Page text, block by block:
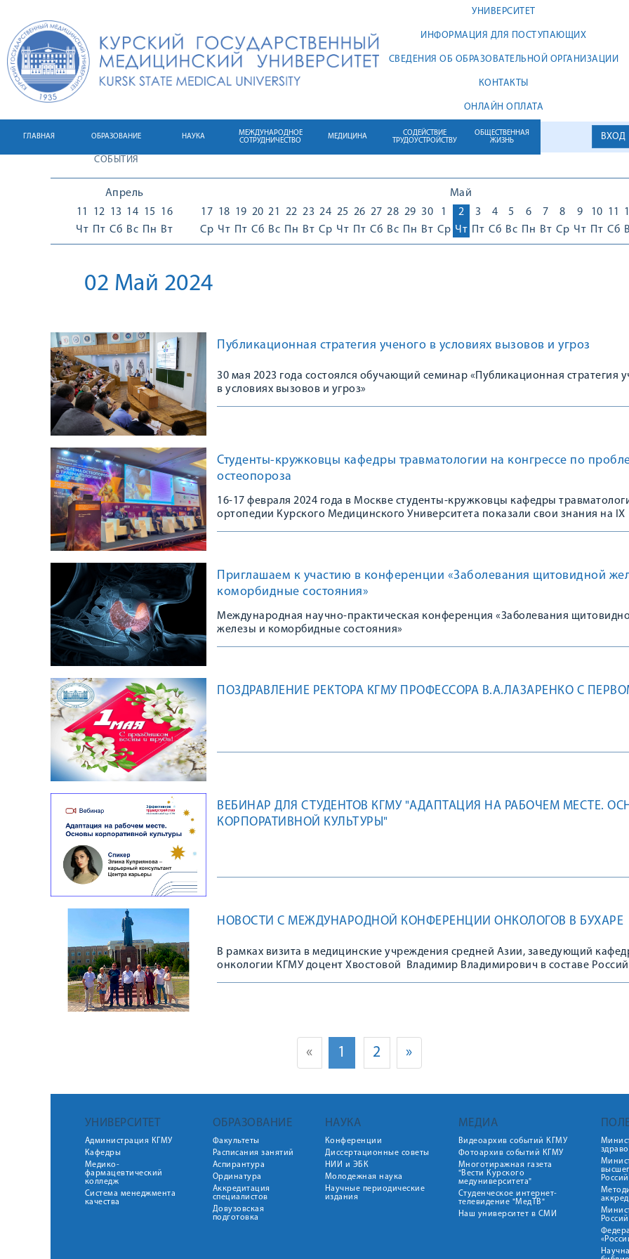
УНИВЕРСИТЕТ
ИНФОРМАЦИЯ ДЛЯ ПОСТУПАЮЩИХ
СВЕДЕНИЯ ОБ ОБРАЗОВАТЕЛЬНОЙ ОРГАНИЗАЦИИ
КОНТАКТЫ
ОНЛАЙН ОПЛАТА
ВХОД
ГЛАВНАЯ ОБРАЗОВАНИЕ НАУКА
МЕЖДУНАРОДНОЕ
СОТРУДНИЧЕСТВО
МЕДИЦИНА
СОДЕЙСТВИЕ
ТРУДОУСТРОЙСТВУ
ОБЩЕСТВЕННАЯ
ЖИЗНЬ
СОБЫТИЯ
Апрель
11
Чт
12
Пт
13
Сб
14
Вс
15
Пн
16
Вт
Май
17
Ср
18
Чт
19
Пт
20
Сб
21
Вс
22
Пн
23
Вт
24
Ср
25
Чт
26
Пт
27
Сб
28
Вс
29
Пн
30
Вт
1
Ср
2
Чт
3
Пт
4
Сб
5
Вс
6
Пн
7
Вт
8
Ср
9
Чт
10
Пт
11
Сб
02 Май 2024
Публикационная стратегия ученого в условиях вызовов и угроз
30 мая 2023 года состоялся обучающий семинар «Публикационная стратегия
в условиях вызовов и угроз»
Студенты-кружковцы кафедры травматологии на конгрессе по
остеопороза
16-17 февраля 2024 года в Москве студенты-кружковцы кафедры
ортопедии Курского Медицинского Университета показали свои знания на IX
Приглашаем к участию в конференции «Заболевания щитовидной
коморбидные состояния»
Международная научно-практическая конференция «Заболевания
железы и коморбидные состояния»
ПОЗДРАВЛЕНИЕ РЕКТОРА КГМУ ПРОФЕССОРА В.А.ЛАЗАРЕНКО С
ВЕБИНАР ДЛЯ СТУДЕНТОВ КГМУ "АДАПТАЦИЯ НА РАБОЧЕМ МЕСТЕ.
КОРПОРАТИВНОЙ КУЛЬТУРЫ"
НОВОСТИ С МЕЖДУНАРОДНОЙ КОНФЕРЕНЦИИ ОНКОЛОГОВ В БУХАРЕ
В рамках визита в медицинские учреждения средней Азии, заведующий
онкологии КГМУ доцент Хвостовой Владимир Владимирович в составе
« 1 2 »
УНИВЕРСИТЕТ
Администрация КГМУ
Кафедры
Медико-
фармацевтический
колледж
Система менеджмента
качества
ОБРАЗОВАНИЕ
Факультеты
Расписания занятий
Аспирантура
Ординатура
Аккредитация
специалистов
Довузовская
подготовка
НАУКА
Конференции
Диссертационные советы
НИИ и ЭБК
Молодежная наука
Научные периодические
издания
МЕДИА
Видеоархив событий КГМУ
Фотоархив событий КГМУ
Многотиражная газета
"Вести Курского
медуниверситета"
Студенческое интернет-
телевидение "МедТВ"
Наш университет в СМИ